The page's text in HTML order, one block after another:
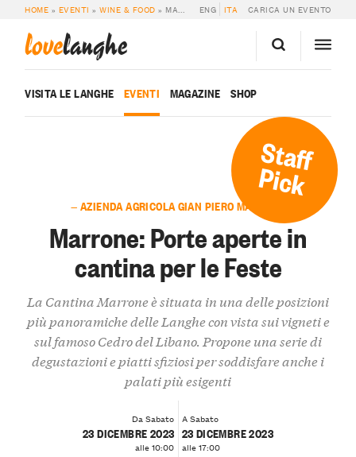
HOME » EVENTI »WINE & FOOD » MARRONE: PORTE APERTE IN CANTINA PER LE FESTE ENG ITA CARICA UN EVENTO
lovelanghe
VISITA LE LANGHE EVENTI MAGAZINE SHOP
Staff
Pick
— AZIENDA AGRICOLA GIAN PIERO MARRONE
Marrone: Porte aperte in
cantina per le Feste
La Cantina Marrone è situata in una delle posizioni
più panoramiche delle Langhe con vista sui vigneti e
sul famoso Cedro del Libano. Propone una serie di
degustazioni e piatti sfiziosi per soddisfare anche i
palati più esigenti
Da Sabato
23 DICEMBRE 2023
alle 10:00
A Sabato
23 DICEMBRE 2023
alle 17:00